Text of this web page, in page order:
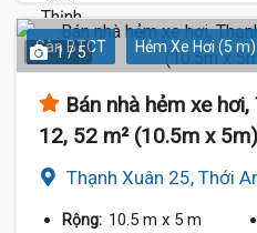
Sàn BTCT Hẻm Xe Hơi (5 m)
1 / 5
Bán nhà hẻm xe
12, 52 m² (10.5m x
Thạnh Xuân 25, Thới
Rộng: 10.5 m x 5 m